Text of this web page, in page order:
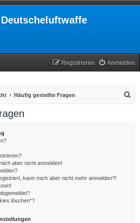
Anmelden
Registrieren
Häufig gestellte Fragen
aber nicht anmelden!
kann mich aber nicht mehr anmelden?!
löschen“?